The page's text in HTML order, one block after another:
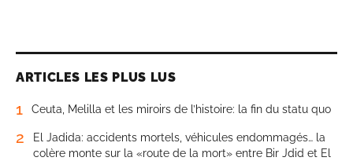
ARTICLES LES PLUS LUS
1 Ceuta, Melilla et les miroirs de l’histoire: la fin du statu quo
2
El Jadida: accidents mortels, véhicules endommagés… la
colère monte sur la «route de la mort» entre Bir Jdid et El